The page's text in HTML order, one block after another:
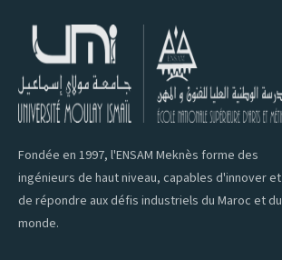
Fondée en 1997, l'ENSAM Meknès forme des
ingénieurs de haut niveau, capables d'innover et
de répondre aux défis industriels du Maroc et du
monde.